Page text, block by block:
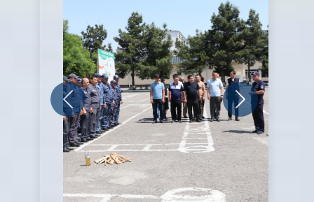
Oldingi Keyingi